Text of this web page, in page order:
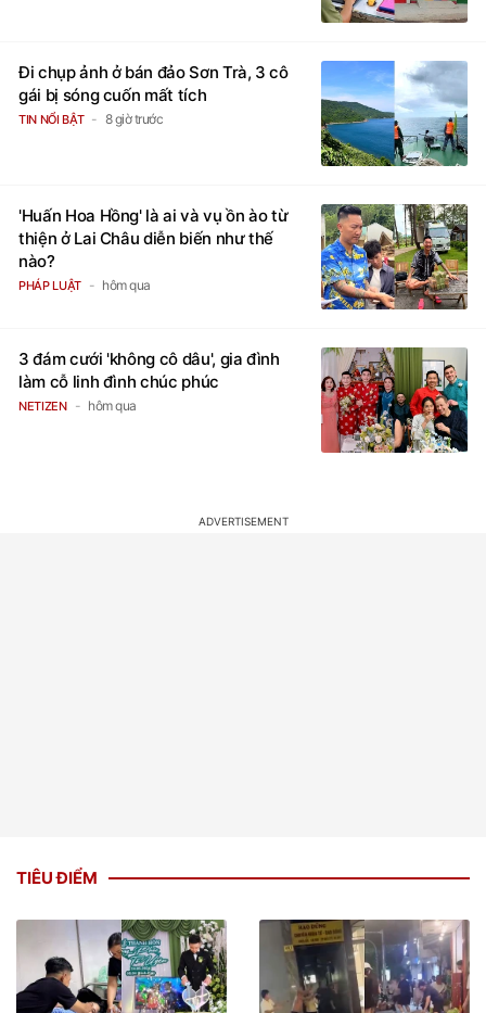
Đi chụp ảnh ở bán đảo Sơn Trà, 3 cô
gái bị sóng cuốn mất tích
TIN NỔI BẬT 8 giờ trước
'Huấn Hoa Hồng' là ai và vụ ồn ào từ
thiện ở Lai Châu diễn biến như thế
nào?
PHÁP LUẬT hôm qua
3 đám cưới 'không cô dâu', gia đình
làm cỗ linh đình chúc phúc
NETIZEN hôm qua
TIÊU ĐIỂM